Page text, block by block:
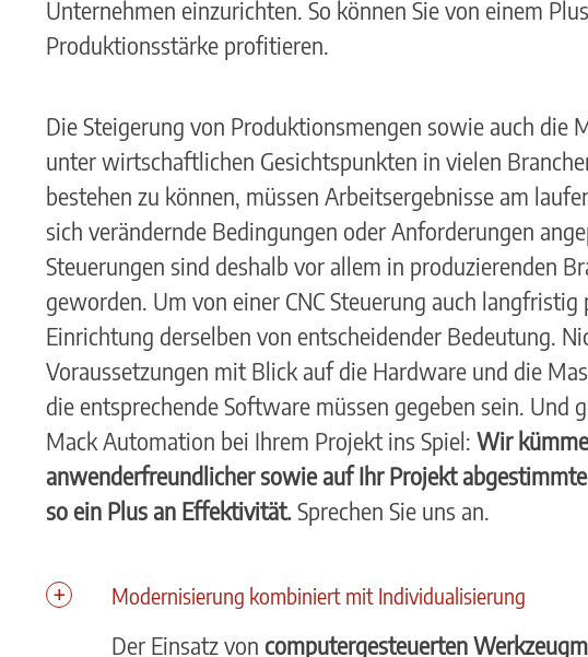
Unternehmen einzurichten. So können Sie von einem
Produktionsstärke profitieren.
Die Steigerung von Produktionsmengen sowie auch die
unter wirtschaftlichen Gesichtspunkten in vielen
bestehen zu können, müssen Arbeitsergebnisse am
sich verändernde Bedingungen oder Anforderungen
Steuerungen sind deshalb vor allem in produzierenden
geworden. Um von einer CNC Steuerung auch
Einrichtung derselben von entscheidender Bedeutung.
Voraussetzungen mit Blick auf die Hardware und die
die entsprechende Software müssen gegeben sein. Und
Mack Automation bei Ihrem Projekt ins Spiel: Wir
anwenderfreundlicher sowie auf Ihr Projekt
so ein Plus an Effektivität.Sprechen Sie uns an.
Modernisierung kombiniert mit Individualisierung
Der Einsatz von computergesteuerten